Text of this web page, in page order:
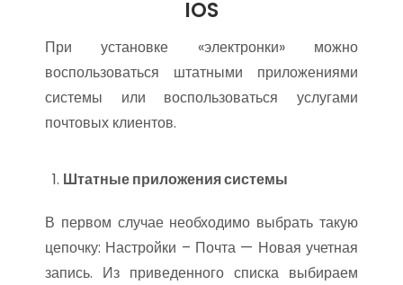
IOS
При установке «электронки» можно
воспользоваться штатными приложениями
системы или воспользоваться услугами
почтовых клиентов.
Штатные приложения системы
В первом случае необходимо выбрать такую
цепочку: Настройки – Почта — Новая учетная
запись. Из приведенного списка выбираем